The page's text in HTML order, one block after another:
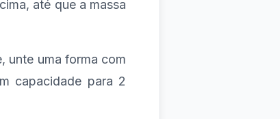
até que a massa
unte uma forma com
capacidade para 2